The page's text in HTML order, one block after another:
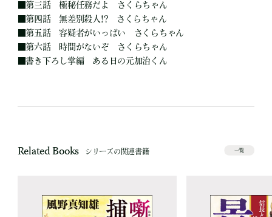
■第三話 極秘任務だよ さくらちゃん
■第四話 無差別殺人!? さくらちゃん
■第五話 容疑者がいっぱい さくらちゃん
■第六話 時間がないぞ さくらちゃん
■書き下ろし掌編 ある日の元加治くん
Related Books シリーズの関連書籍 一覧